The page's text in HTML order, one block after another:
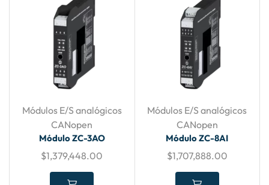
Módulos E/S analógicos
CANopen
Módulo ZC-3AO
$1,379,448.00
Módulos E/S analógicos
CANopen
Módulo ZC-8AI
$1,707,888.00